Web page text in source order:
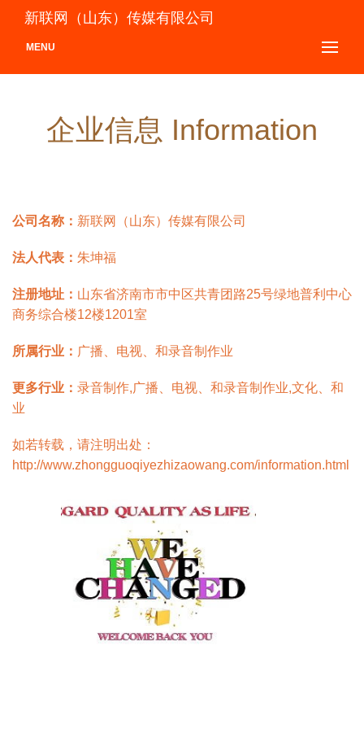
新联网（山东）传媒有限公司
MENU
企业信息 Information
公司名称： 新联网（山东）传媒有限公司
法人代表： 朱坤福
注册地址： 山东省济南市市中区共青团路25号绿地普利中心
商务综合楼12楼1201室
所属行业： 广播、电视、和录音制作业
更多行业： 录音制作,广播、电视、和录音制作业,文化、和
业
如若转载，请注明出处：
http://www.zhongguoqiyezhizaowang.com/information.html